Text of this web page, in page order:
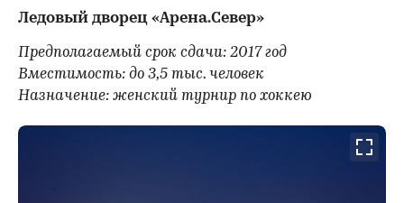
Ледовый дворец «Арена.Север»
Предполагаемый срок сдачи: 2017 год
Вместимость: до 3,5 тыс. человек
Назначение: женский турнир по хоккею